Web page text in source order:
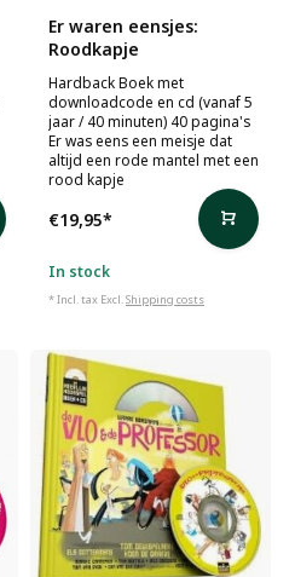
Er waren eensjes:
Roodkapje
Hardback Boek met
downloadcode en cd (vanaf 5
jaar / 40 minuten) 40 pagina's
Er was eens een meisje dat
altijd een rode mantel met een
rood kapje
€19,95*
In stock
* Incl. tax Excl.Shipping costs